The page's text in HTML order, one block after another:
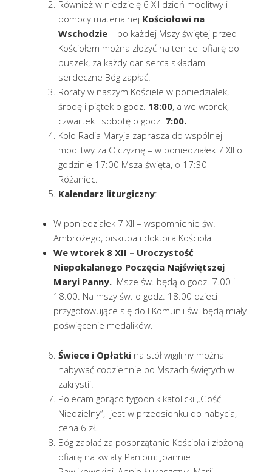
Również w niedzielę 6 XII dzień modlitwy i
pomocy materialnej Kościołowi na
Wschodzie – po każdej Mszy świętej przed
Kościołem można złożyć na ten cel ofiarę do
puszek, za każdy dar serca składam
serdeczne Bóg zapłać.
Roraty w naszym Kościele w poniedziałek,
środę i piątek o godz. 18:00, a we wtorek,
czwartek i sobotę o godz. 7:00.
Koło Radia Maryja zaprasza do wspólnej
modlitwy za Ojczyznę – w poniedziałek 7 XII o
godzinie 17:00 Msza święta, o 17:30
Różaniec.
Kalendarz liturgiczny:
W poniedziałek 7 XII – wspomnienie św.
Ambrożego, biskupa i doktora Kościoła
We wtorek 8 XII – Uroczystość
Niepokalanego Poczęcia Najświętszej
Maryi Panny. Msze św. będą o godz. 7.00 i
18.00. Na mszy św. o godz. 18.00 dzieci
przygotowujące się do I Komunii św. będą miały
poświęcenie medalików.
Świece i Opłatki na stół wigilijny można
nabywać codziennie po Mszach świętych w
zakrystii.
Polecam gorąco tygodnik katolicki „Gość
Niedzielny”, jest w przedsionku do nabycia,
cena 6 zł.
Bóg zapłać za posprzątanie Kościoła i złożoną
ofiarę na kwiaty Paniom: Joannie